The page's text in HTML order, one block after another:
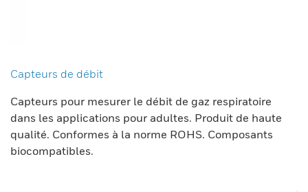
Capteurs de débit
Capteurs pour mesurer le débit de gaz respiratoire
dans les applications pour adultes. Produit de haute
qualité. Conformes à la norme ROHS. Composants
biocompatibles.